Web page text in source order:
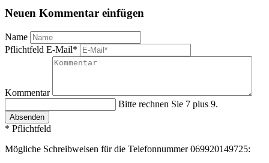
Neuen Kommentar einfügen
Name
Pflichtfeld E-Mail*
Kommentar
Bitte rechnen Sie 7 plus 9.
Absenden
* Pflichtfeld
Mögliche Schreibweisen für die Telefonnummer 069920149725: